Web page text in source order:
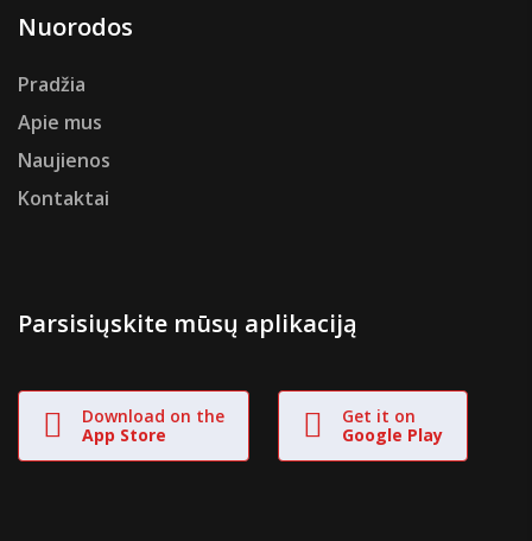
Nuorodos
Pradžia
Apie mus
Naujienos
Kontaktai
Parsisiųskite mūsų aplikaciją
Download on the
App Store
Get it on
Google Play